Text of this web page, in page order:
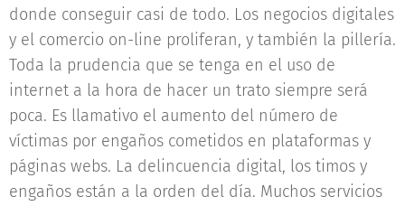
donde conseguir casi de todo. Los negocios digitales
y el comercio on-line proliferan, y también la pillería.
Toda la prudencia que se tenga en el uso de
internet a la hora de hacer un trato siempre será
poca. Es llamativo el aumento del número de
víctimas por engaños cometidos en plataformas y
páginas webs. La delincuencia digital, los timos y
engaños están a la orden del día. Muchos servicios